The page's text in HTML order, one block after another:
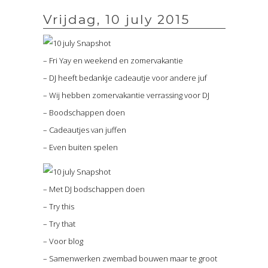
Vrijdag, 10 july 2015
– Fri Yay en weekend en zomervakantie
– DJ heeft bedankje cadeautje voor andere juf
– Wij hebben zomervakantie verrassing voor DJ
– Boodschappen doen
– Cadeautjes van juffen
– Even buiten spelen
– Met DJ bodschappen doen
– Try this
– Try that
– Voor blog
– Samenwerken zwembad bouwen maar te groot